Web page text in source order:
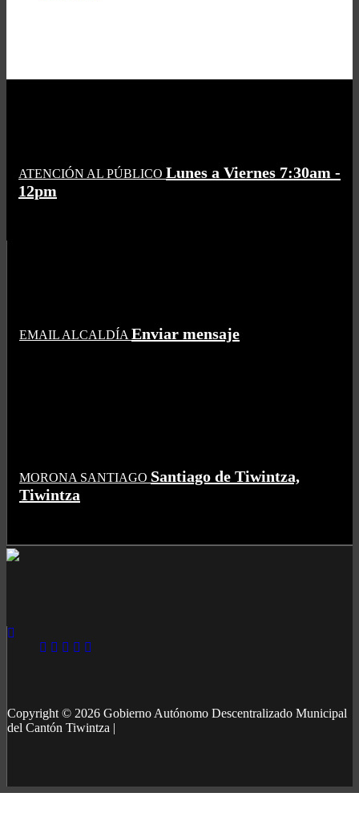
ATENCIÓN AL PÚBLICO Lunes a Viernes 7:30am -
12pm
EMAIL ALCALDÍA Enviar mensaje
MORONA SANTIAGO Santiago de Tiwintza,
Tiwintza
Copyright © 2026 Gobierno Autónomo Descentralizado Municipal
del Cantón Tiwintza |